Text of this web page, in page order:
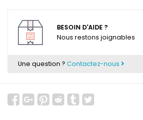
BESOIN D'AIDE ?
Nous restons joignables
Une question ? Contactez-nous